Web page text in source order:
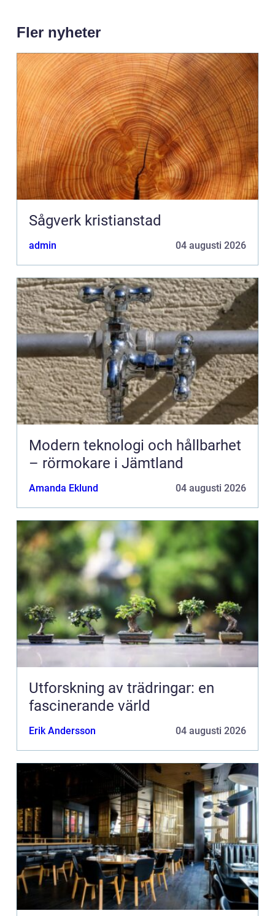
Fler nyheter
Sågverk kristianstad
admin 04 augusti 2026
Modern teknologi och hållbarhet
– rörmokare i Jämtland
Amanda Eklund 04 augusti 2026
Utforskning av trädringar: en
fascinerande värld
Erik Andersson 04 augusti 2026